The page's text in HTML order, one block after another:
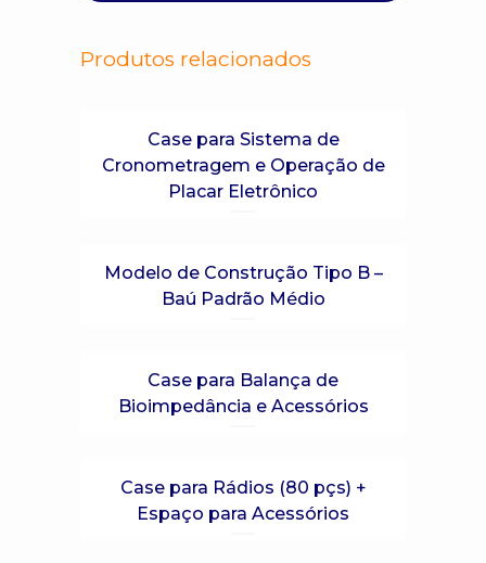
Produtos relacionados
Case para Sistema de
Cronometragem e Operação de
Placar Eletrônico
Modelo de Construção Tipo B –
Baú Padrão Médio
Case para Balança de
Bioimpedância e Acessórios
Case para Rádios (80 pçs) +
Espaço para Acessórios